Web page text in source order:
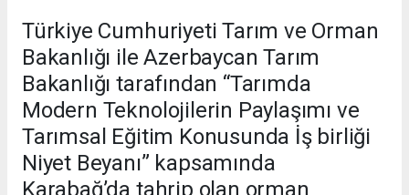
Türkiye Cumhuriyeti Tarım ve Orman
Bakanlığı ile Azerbaycan Tarım
Bakanlığı tarafından “Tarımda
Modern Teknolojilerin Paylaşımı ve
Tarımsal Eğitim Konusunda İş birliği
Niyet Beyanı” kapsamında
Karabağ’da tahrip olan orman